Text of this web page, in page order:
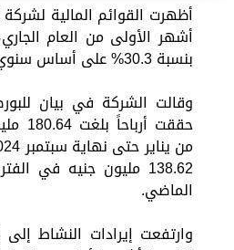
أظهرت القوائم المالية
أشهر الأولى من العام
بنسبة 30.3% على أساس سنوي.
وقالت الشركة في بيان
138.62 مليون جنيه في
الماضي.